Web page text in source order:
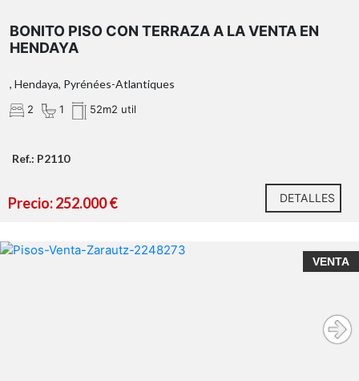
BONITO PISO CON TERRAZA A LA VENTA EN
HENDAYA
, Hendaya, Pyrénées-Atlantiques
2 1 52m2 util
Ref.: P2110
Precio: 252.000 € DETALLES
VENTA